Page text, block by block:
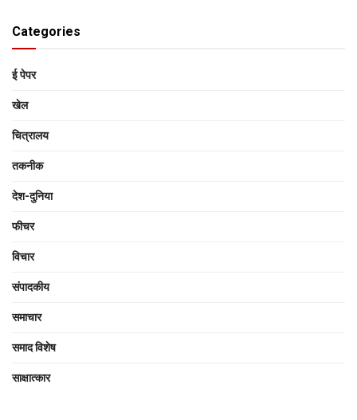
Categories
ई पेपर
खेल
चित्रालय
तकनीक
देश-दुनिया
फीचर
विचार
संपादकीय
समाचार
समाद विशेष
साक्षात्‍कार